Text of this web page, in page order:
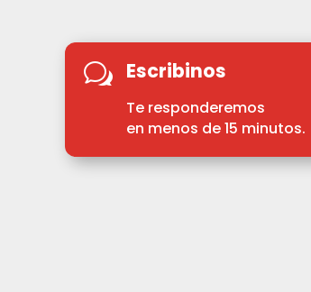
w Escribinos
Te responderemos
en menos de 15 minutos.